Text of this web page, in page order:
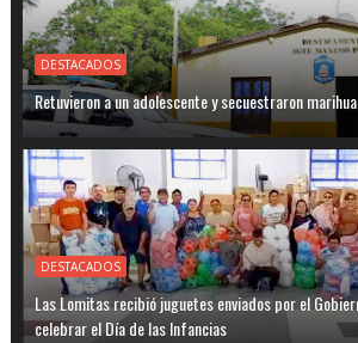
DESTACADOS
Retuvieron a un adolescente y secuestraron
DESTACADOS
Las Lomitas recibió juguetes enviados por el
celebrar el Día de las Infancias